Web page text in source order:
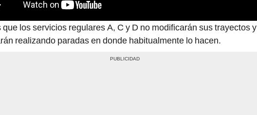
que los servicios regulares A, C y D no modificarán sus trayectos y
realizando paradas en donde habitualmente lo hacen.